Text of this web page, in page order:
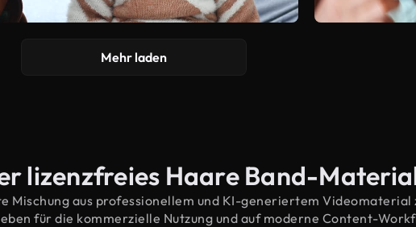
Mehr laden
lizenzfreies Haare Band-
Mischung aus professionellem und KI-generiertem Videomaterial
für die kommerzielle Nutzung und auf moderne Content-